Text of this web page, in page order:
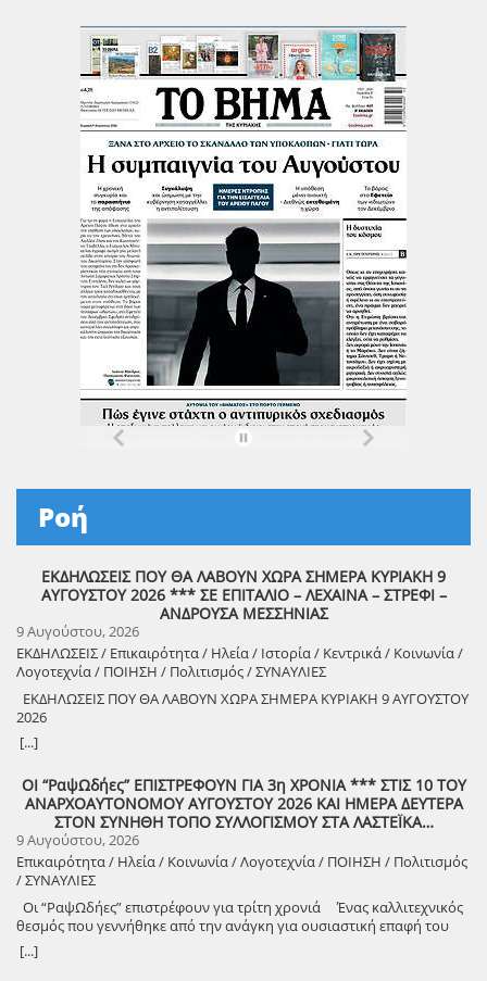
Ροή
ΕΚΔΗΛΩΣΕΙΣ ΠΟΥ ΘΑ ΛΑΒΟΥΝ ΧΩΡΑ ΣΗΜΕΡΑ ΚΥΡΙΑΚΗ 9
ΑΥΓΟΥΣΤΟΥ 2026 *** ΣΕ ΕΠΙΤΑΛΙΟ – ΛΕΧΑΙΝΑ – ΣΤΡΕΦΙ –
ΑΝΔΡΟΥΣΑ ΜΕΣΣΗΝΙΑΣ
9 Αυγούστου, 2026
ΕΚΔΗΛΩΣΕΙΣ / Επικαιρότητα / Ηλεία / Ιστορία / Κεντρικά / Κοινωνία /
Λογοτεχνία / ΠΟΙΗΣΗ / Πολιτισμός / ΣΥΝΑΥΛΙΕΣ
ΕΚΔΗΛΩΣΕΙΣ ΠΟΥ ΘΑ ΛΑΒΟΥΝ ΧΩΡΑ ΣΗΜΕΡΑ ΚΥΡΙΑΚΗ 9 ΑΥΓΟΥΣΤΟΥ
2026
88888888888888888888888888888888888888888888888888888888888888
88888888888888888888888888888888888888888888888888888888888888
[...]
ΟΙ “ΡαψΩδήες” ΕΠΙΣΤΡΕΦΟΥΝ ΓΙΑ 3η ΧΡΟΝΙΑ *** ΣΤΙΣ 10 ΤΟΥ
ΑΝΑΡΧΟΑΥΤΟΝΟΜΟΥ ΑΥΓΟΥΣΤΟΥ 2026 ΚΑΙ ΗΜΕΡΑ ΔΕΥΤΕΡΑ
ΣΤΟΝ ΣΥΝΗΘΗ ΤΟΠΟ ΣΥΛΛΟΓΙΣΜΟΥ ΣΤΑ ΛΑΣΤΕΪΚΑ…
9 Αυγούστου, 2026
Επικαιρότητα / Ηλεία / Κοινωνία / Λογοτεχνία / ΠΟΙΗΣΗ / Πολιτισμός
/ ΣΥΝΑΥΛΙΕΣ
Οι “ΡαψΩδήες” επιστρέφουν για τρίτη χρονιά Ένας καλλιτεχνικός
θεσμός που γεννήθηκε από την ανάγκη για ουσιαστική επαφή του
ανθρώπου, με τον λόγο και την μουσική. Πιστοί στο όραμά μας για
συμμετοχική καλλιτεχνική έκφραση, συνεχίζουμε να βλέπουμε τον
[...]